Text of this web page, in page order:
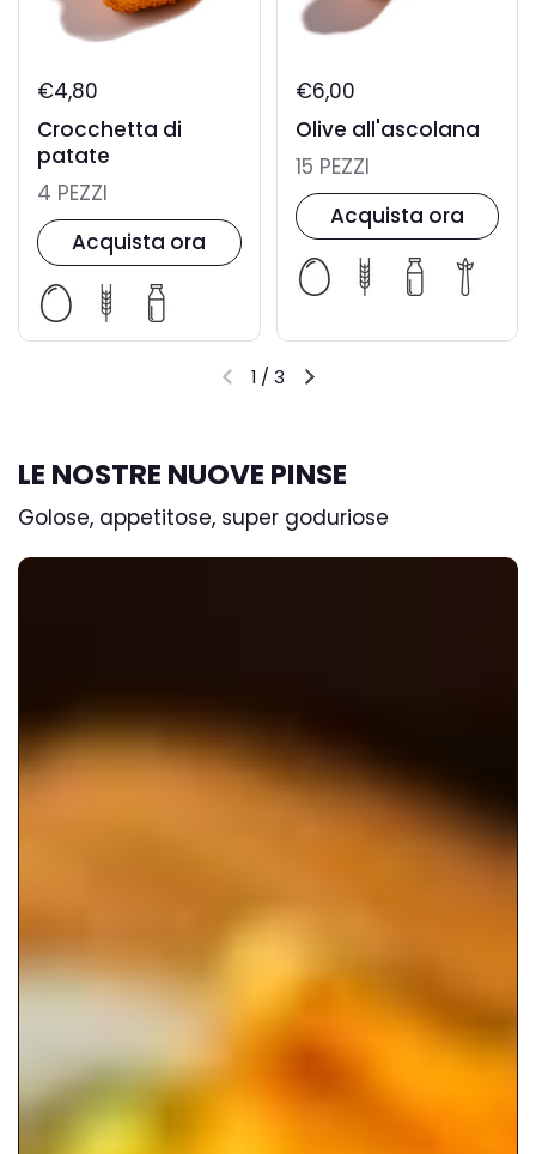
€4,80
Crocchetta di
patate
4 PEZZI
Acquista ora
€6,00
Olive all'ascolana
15 PEZZI
Acquista ora
1 / 3
LE NOSTRE NUOVE PINSE
Golose, appetitose, super goduriose